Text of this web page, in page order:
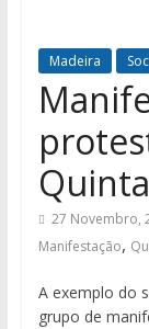
Madeira
27 Novembro,
Manifestação,
A exemplo do
grupo de